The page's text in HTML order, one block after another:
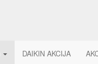
DAIKIN AKCIJA